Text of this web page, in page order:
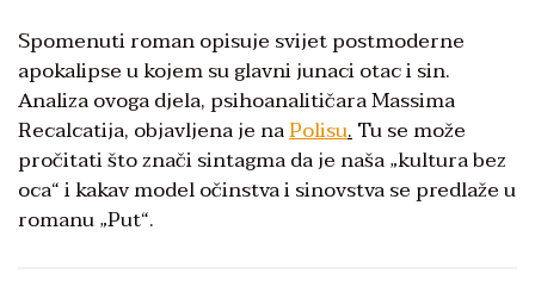
Spomenuti roman opisuje svijet postmoderne
apokalipse u kojem su glavni junaci otac i sin.
Analiza ovoga djela, psihoanalitičara Massima
Recalcatija, objavljena je naPolisu.Tu se može
pročitati što znači sintagma da je naša „kultura bez
oca“ i kakav model očinstva i sinovstva se predlaže u
romanu „Put“.